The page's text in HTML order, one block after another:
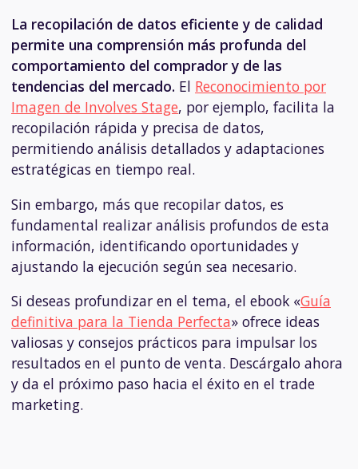
La recopilación de datos eficiente y de calidad
permite una comprensión más profunda del
comportamiento del comprador y de las
tendencias del mercado. El Reconocimiento por
Imagen de Involves Stage, por ejemplo, facilita la
recopilación rápida y precisa de datos,
permitiendo análisis detallados y adaptaciones
estratégicas en tiempo real.
Sin embargo, más que recopilar datos, es
fundamental realizar análisis profundos de esta
información, identificando oportunidades y
ajustando la ejecución según sea necesario.
Si deseas profundizar en el tema, el ebook «Guía
definitiva para la Tienda Perfecta» ofrece ideas
valiosas y consejos prácticos para impulsar los
resultados en el punto de venta. Descárgalo ahora
y da el próximo paso hacia el éxito en el trade
marketing.